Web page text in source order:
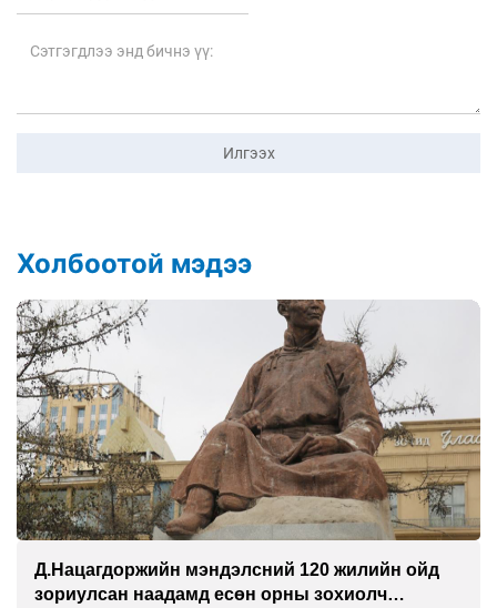
Илгээх
Холбоотой мэдээ
Д.Нацагдоржийн мэндэлсний 120 жилийн ойд
зориулсан наадамд есөн орны зохиолч